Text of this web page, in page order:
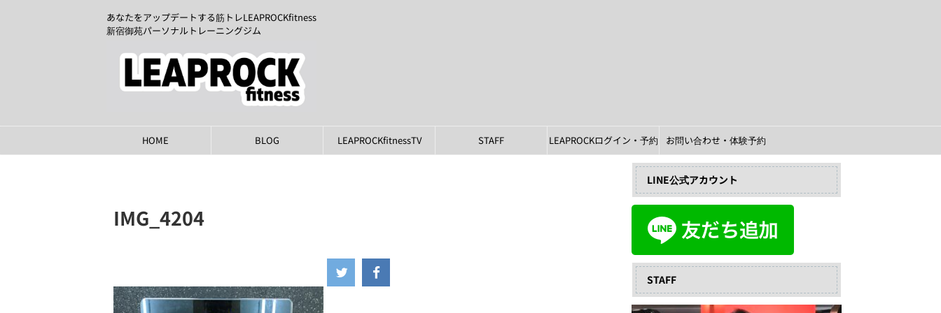
あなたをアップデートする筋トレLEAPROCKfitness
新宿御苑パーソナルトレーニングジム
HOME BLOG LEAPROCKfitnessTV STAFF LEAPROCKログイン・予約 お問い合わせ・体験予約
IMG_4204
LINE公式アカウント
STAFF